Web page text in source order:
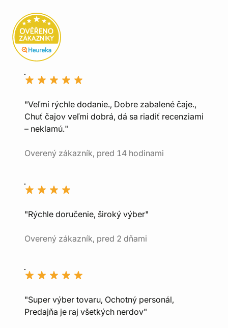
"Veľmi rýchle dodanie., Dobre zabalené čaje.,
Chuť čajov veľmi dobrá, dá sa riadiť recenziami
– neklamú."
Overený zákazník, pred 14 hodinami
"Rýchle doručenie, široký výber"
Overený zákazník, pred 2 dňami
"Super výber tovaru, Ochotný personál,
Predajňa je raj všetkých nerdov"